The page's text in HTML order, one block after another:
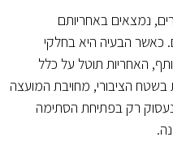
נמצאים באחריותם
כאשר הבעיה היא בחלקי
האחריות תוטל על כלל
הציבורי, מחויבת המועצה
רק בפתיחת הסתימה